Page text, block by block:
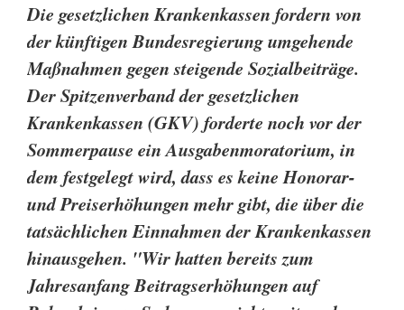
Die gesetzlichen Krankenkassen fordern von
der künftigen Bundesregierung umgehende
Maßnahmen gegen steigende Sozialbeiträge.
Der Spitzenverband der gesetzlichen
Krankenkassen (GKV) forderte noch vor der
Sommerpause ein Ausgabenmoratorium, in
dem festgelegt wird, dass es keine Honorar-
und Preiserhöhungen mehr gibt, die über die
tatsächlichen Einnahmen der Krankenkassen
hinausgehen. "Wir hatten bereits zum
Jahresanfang Beitragserhöhungen auf